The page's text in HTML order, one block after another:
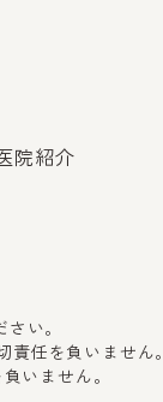
院紹介
い。
任を負いません。
いません。